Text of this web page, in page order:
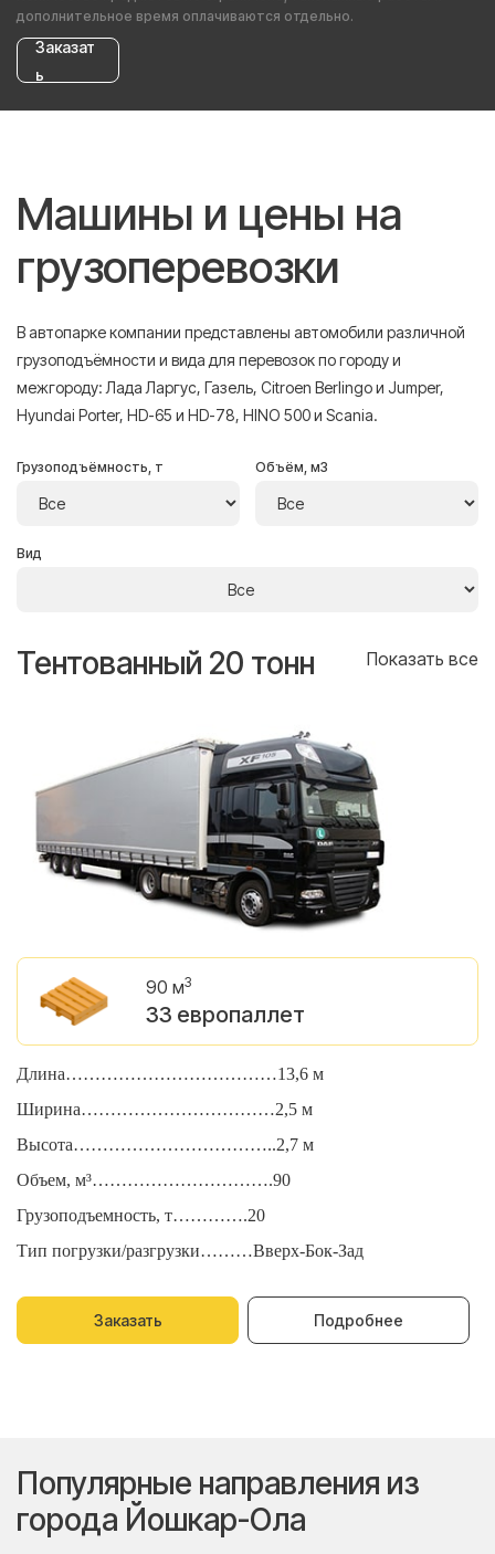
дополнительное время оплачиваются отдельно.
Заказат
ь
Машины и цены на
грузоперевозки
В автопарке компании представлены автомобили различной
грузоподъёмности и вида для перевозок по городу и
межгороду: Лада Ларгус, Газель, Citroen Berlingo и Jumper,
Hyundai Porter, HD-65 и HD-78, HINO 500 и Scania.
Грузоподъёмность, т Объём, м3
Вид
Тентованный 20 тонн Показать все
90 м3
33 европаллет
Длина………………………………13,6 м
Ширина……………………………2,5 м
Высота……………………………..2,7 м
Объем, м³………………………….90
Грузоподъемность, т………….20
Тип погрузки/разгрузки………Вверх-Бок-Зад
Заказать Подробнее
Популярные направления из
города Йошкар-Ола